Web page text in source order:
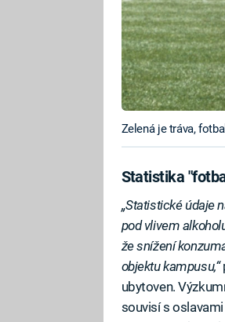
Zelená je tráva,
Statistika
„Statistické údaje
pod vlivem
že snížení
objektu kampusu,“
ubytoven.
souvisí s